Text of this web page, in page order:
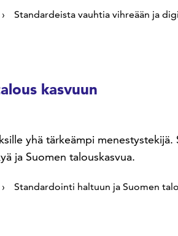
Standardeista vauhtia vihreään ja
kasvuun
yhä tärkeämpi
ja Suomen talouskasvua.
Standardointi haltuun ja Suomen